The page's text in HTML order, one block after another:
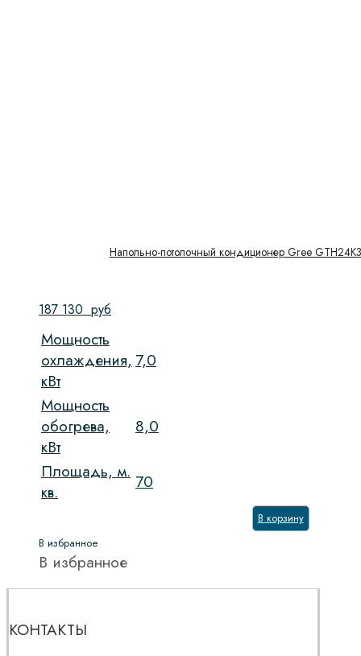
Напольно-потолочный кондиционер Gree
187 130 руб
Мощность
охлаждения,
кВт
7,0
Мощность
обогрева,
кВт
8,0
Площадь, м.
кв.
70
В корзину
В избранное
В избранное
КОНТАКТЫ